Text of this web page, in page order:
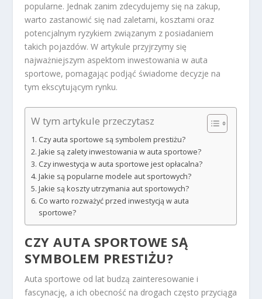
popularne. Jednak zanim zdecydujemy się na zakup,
warto zastanowić się nad zaletami, kosztami oraz
potencjalnym ryzykiem związanym z posiadaniem
takich pojazdów. W artykule przyjrzymy się
najważniejszym aspektom inwestowania w auta
sportowe, pomagając podjąć świadome decyzje na
tym ekscytującym rynku.
W tym artykule przeczytasz
Czy auta sportowe są symbolem prestiżu?
Jakie są zalety inwestowania w auta sportowe?
Czy inwestycja w auta sportowe jest opłacalna?
Jakie są popularne modele aut sportowych?
Jakie są koszty utrzymania aut sportowych?
Co warto rozważyć przed inwestycją w auta
sportowe?
CZY AUTA SPORTOWE SĄ
SYMBOLEM PRESTIŻU?
Auta sportowe od lat budzą zainteresowanie i
fascynację, a ich obecność na drogach często przyciąga